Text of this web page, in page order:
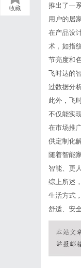
收藏
推出了一
用户的居
在产品设
术，如指
节亮度和
飞时达的
过数据分
此外，飞
不仅能实
在市场推
供定制化
随着智能
智能、更
综上所述
生活方式
舒适、安